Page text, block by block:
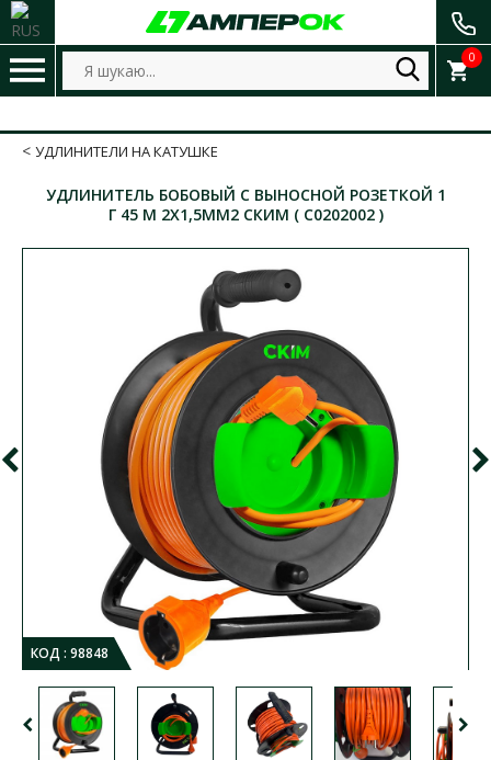
0
УДЛИНИТЕЛИ НА КАТУШКЕ
УДЛИНИТЕЛЬ БОБОВЫЙ С ВЫНОСНОЙ РОЗЕТКОЙ 1
Г 45 М 2Х1,5ММ2 СКИМ ( С0202002 )
КОД : 98848